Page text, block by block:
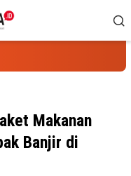
Makanan
Banjir di